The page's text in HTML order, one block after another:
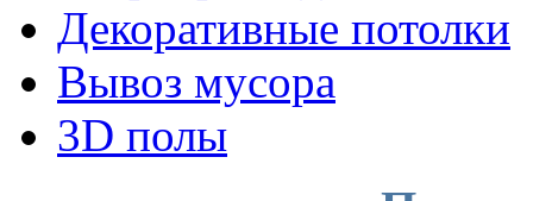
Декоративные потолки
Вывоз мусора
3D полы